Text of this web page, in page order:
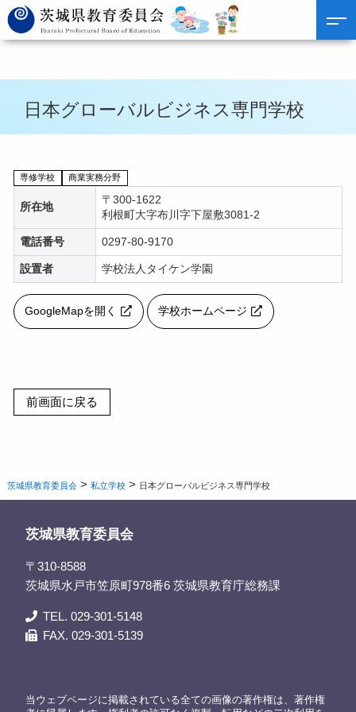
日本グローバルビジネス専門学校
専修学校 商業実務分野
所在地
〒300-1622
利根町大字布川字下屋敷3081-2
電話番号 0297-80-9170
設置者 学校法人タイケン学園
GoogleMapを開く 学校ホームページ
茨城県教育委員会 >私立学校 > 日本グローバルビジネス専門学校
茨城県教育委員会
〒310-8588
茨城県水戸市笠原町978番6 茨城県教育庁総務課
TEL. 029-301-5148
FAX. 029-301-5139
当ウェブページに掲載されている全ての画像の著作権は、著作権